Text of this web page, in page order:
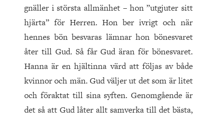
gnäller i största allmänhet – hon ”utgjuter sitt
hjärta” för Herren. Hon ber ivrigt och när
hennes bön besvaras lämnar hon bönesvaret
åter till Gud. Så får Gud äran för bönesvaret.
Hanna är en hjältinna värd att följas av både
kvinnor och män. Gud väljer ut det som är litet
och föraktat till sina syften. Genomgående är
det så att Gud låter allt samverka till det bästa,